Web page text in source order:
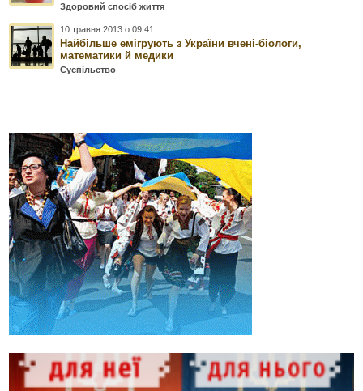
Здоровий спосіб життя
10 травня 2013 о 09:41
Найбільше емігрують з України вчені-біологи,
математики й медики
Суспільство